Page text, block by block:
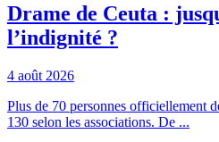
Drame de Ceuta :
l’indignité ?
4 août 2026
Plus de 70 personnes officiellement
130 selon les associations. De ...